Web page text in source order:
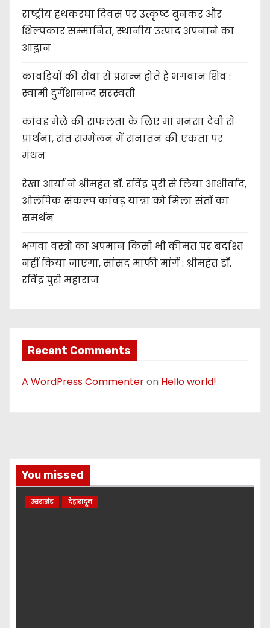
राष्ट्रीय हथकरघा दिवस पर उत्कृष्ट बुनकर और
शिल्पकार सम्मानित, स्थानीय उत्पाद अपनाने का
आह्वान
कांवड़ियों की सेवा से प्रसन्न होते हैं भगवान शिव :
स्वामी दुर्गेशानन्द सरस्वती
कांवड़ मेले की सफलता के लिए मां मनसा देवी से
प्रार्थना, संत सम्मेलन में सनातन की एकता पर
मंथन
रेखा आर्या ने श्रीमहंत डॉ. रविंद्र पुरी से लिया आशीर्वाद,
ओलंपिक संकल्प कांवड़ यात्रा को मिला संतों का
समर्थन
भगवा वस्त्रों का अपमान किसी भी कीमत पर बर्दाश्त
नहीं किया जाएगा, सांसद माफी मांगें : श्रीमहंत डॉ.
रविंद्र पुरी महाराज
Recent Comments
A WordPress Commenteron Hello world!
You missed
उत्तराखंड देहारादून